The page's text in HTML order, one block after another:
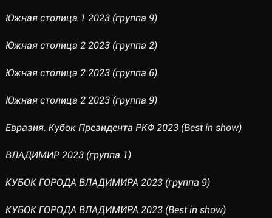
Южная столица 1 2023 (группа 9)
Южная столица 2 2023 (группа 2)
Южная столица 2 2023 (группа 6)
Южная столица 2 2023 (группа 9)
Евразия. Кубок Президента РКФ 2023 (Best in show)
ВЛАДИМИР 2023 (группа 1)
КУБОК ГОРОДА ВЛАДИМИРА 2023 (группа 9)
КУБОК ГОРОДА ВЛАДИМИРА 2023 (Best in show)